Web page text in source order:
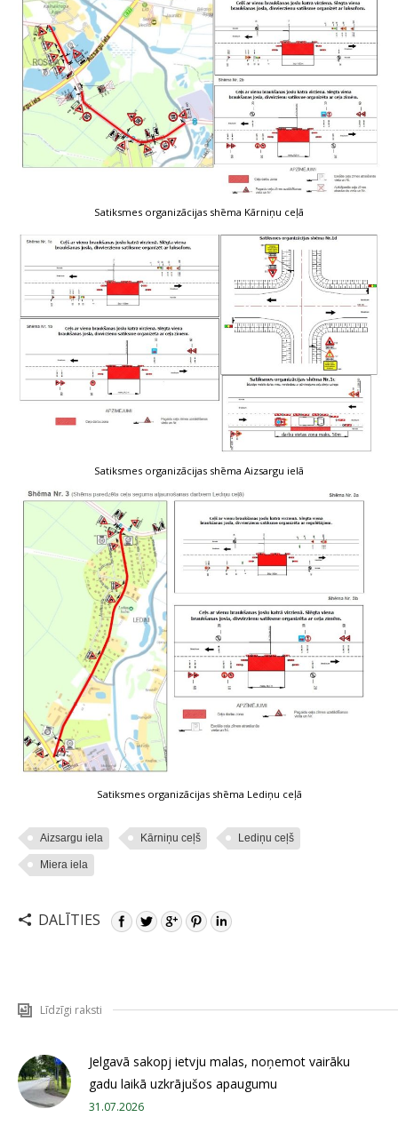
Satiksmes organizācijas shēma Kārniņu ceļā
Satiksmes organizācijas shēma Aizsargu ielā
Satiksmes organizācijas shēma Lediņu ceļā
Aizsargu iela Kārniņu ceļš Lediņu ceļš
Miera iela
DALĪTIES
Līdzīgi raksti
Jelgavā sakopj ietvju malas, noņemot vairāku
gadu laikā uzkrājušos apaugumu
31.07.2026